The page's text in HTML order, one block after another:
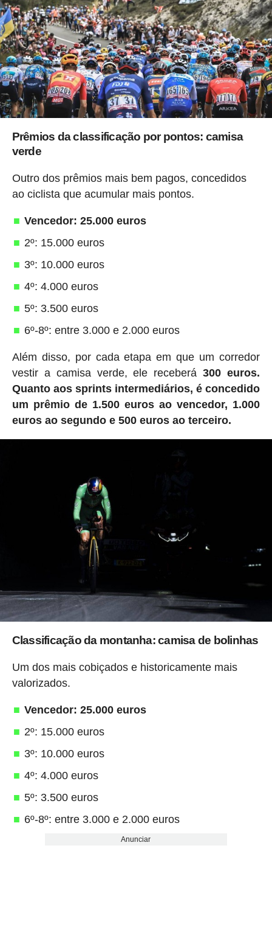
Prêmios da classificação por pontos: camisa
verde
Outro dos prêmios mais bem pagos, concedidos
ao ciclista que acumular mais pontos.
Vencedor: 25.000 euros
2º: 15.000 euros
3º: 10.000 euros
4º: 4.000 euros
5º: 3.500 euros
6º-8º: entre 3.000 e 2.000 euros
Além disso, por cada etapa em que um corredor
vestir a camisa verde, ele receberá300 euros.
Quanto aos sprints intermediários, é concedido
um prêmio de 1.500 euros ao vencedor, 1.000
euros ao segundo e 500 euros ao terceiro.
Classificação da montanha: camisa de bolinhas
Um dos mais cobiçados e historicamente mais
valorizados.
Vencedor: 25.000 euros
2º: 15.000 euros
3º: 10.000 euros
4º: 4.000 euros
5º: 3.500 euros
6º-8º: entre 3.000 e 2.000 euros
Anunciar